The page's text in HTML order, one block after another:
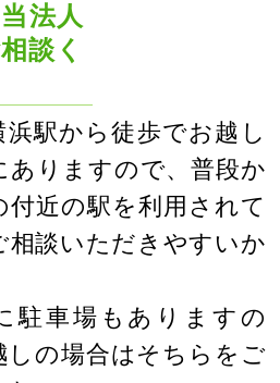
法人
談く
浜駅から徒歩でお越し
ありますので、普段か
付近の駅を利用されて
相談いただきやすいか
駐車場もありますの
しの場合はそちらをご